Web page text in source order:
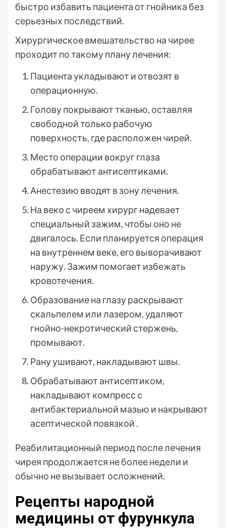
быстро избавить пациента от гнойника без
серьезных последствий.
Хирургическое вмешательство на чирее
проходит по такому плану лечения:
Пациента укладывают и отвозят в
операционную.
Голову покрывают тканью, оставляя
свободной только рабочую
поверхность, где расположен чирей.
Место операции вокруг глаза
обрабатывают антисептиками.
Анестезию вводят в зону лечения.
На веко с чиреем хирург надевает
специальный зажим, чтобы оно не
двигалось. Если планируется операция
на внутреннем веке, его выворачивают
наружу. Зажим помогает избежать
кровотечения.
Образование на глазу раскрывают
скальпелем или лазером, удаляют
гнойно-некротический стержень,
промывают.
Рану ушивают, накладывают швы.
Обрабатывают антисептиком,
накладывают компресс с
антибактериальной мазью и накрывают
асептической повязкой .
Реабилитационный период после лечения
чирея продолжается не более недели и
обычно не вызывает осложнений.
Рецепты народной
медицины от фурункула